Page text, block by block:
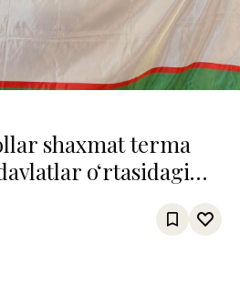
shaxmat terma
o‘rtasidagi
o‘rinni